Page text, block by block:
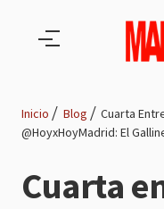
de
Inicio Blog
Cuarta
@HoyxHoyMadrid: El
Cuarta